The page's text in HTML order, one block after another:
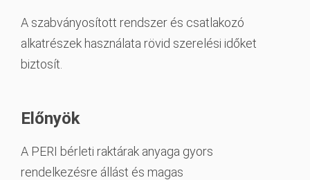
A szabványosított rendszer és csatlakozó
alkatrészek használata rövid szerelési időket
biztosít.
Előnyök
A PERI bérleti raktárak anyaga gyors
rendelkezésre állást és magas